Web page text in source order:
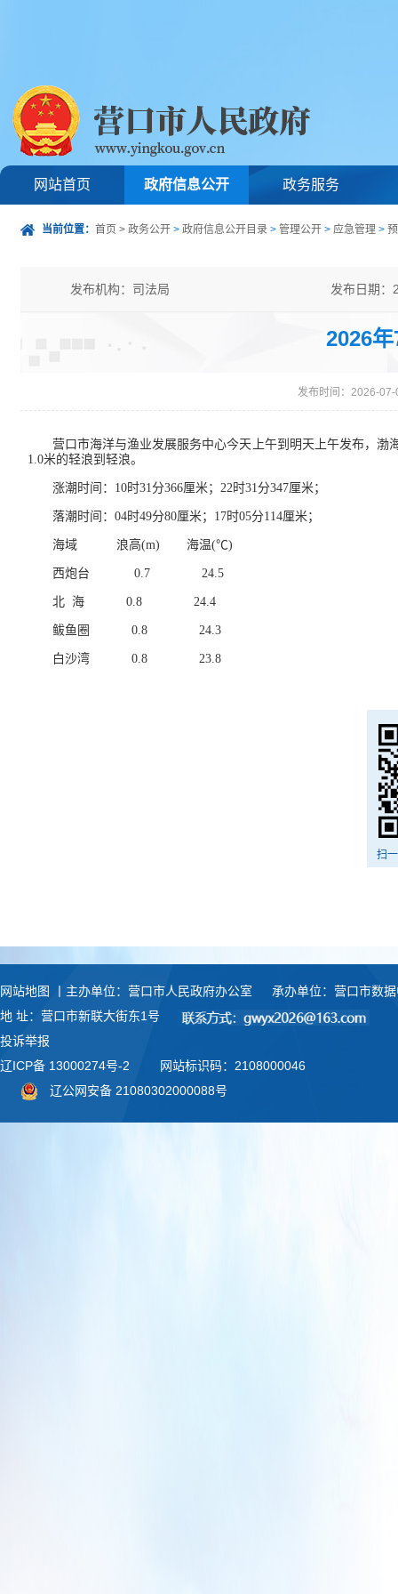
网站首页 政府信息公开 政务服务
当前位置： 首页 > 政务公开 > 政府信息公开目录 > 管理公开 > 应急管理 >
发布机构：司法局
发布日期：
2026
发布时间：2026-07-
营口市海洋与渔业发展服务中心今天上午到明天上午发布，渤
1.0米的轻浪到轻浪。
涨潮时间：10时31分366厘米；22时31分347厘米；
落潮时间：04时49分80厘米；17时05分114厘米；
海域 浪高(m) 海温(℃)
西炮台 0.7 24.5
北 海 0.8 24.4
鲅鱼圈 0.8 24.3
白沙湾 0.8 23.8
扫
网站地图 丨主办单位：营口市人民政府办公室
承办单位：营口市数
地 址：营口市新联大街东1号
投诉举报
辽ICP备 13000274号-2
网站标识码：2108000046
辽公网安备 21080302000088号